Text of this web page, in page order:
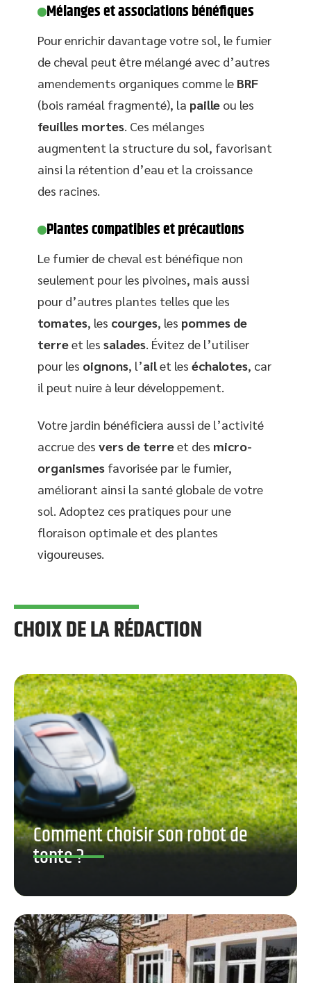
Mélanges et associations bénéfiques
Pour enrichir davantage votre sol, le fumier
de cheval peut être mélangé avec d’autres
amendements organiques comme le BRF
(bois raméal fragmenté), la paille ou les
feuilles mortes. Ces mélanges
augmentent la structure du sol, favorisant
ainsi la rétention d’eau et la croissance
des racines.
Plantes compatibles et précautions
Le fumier de cheval est bénéfique non
seulement pour les pivoines, mais aussi
pour d’autres plantes telles que les
tomates, les courges, les pommes de
terreet les salades. Évitez de l’utiliser
pour les oignons, l’ailet les échalotes, car
il peut nuire à leur développement.
Votre jardin bénéficiera aussi de l’activité
accrue des vers de terreet des micro-
organismes favorisée par le fumier,
améliorant ainsi la santé globale de votre
sol. Adoptez ces pratiques pour une
floraison optimale et des plantes
vigoureuses.
CHOIX DE LA RÉDACTION
Comment choisir son robot de
tonte ?